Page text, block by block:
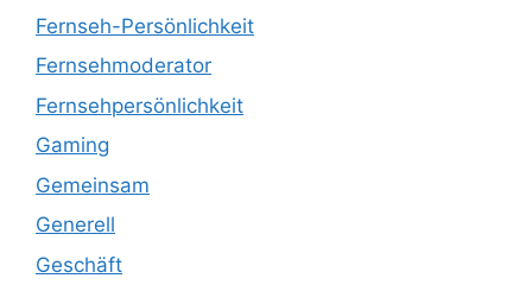
Fernseh-Persönlichkeit
Fernsehmoderator
Fernsehpersönlichkeit
Gaming
Gemeinsam
Generell
Geschäft